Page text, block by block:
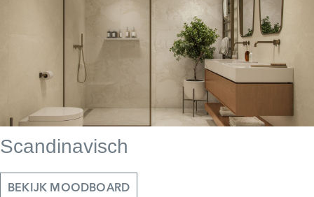
Scandinavisch
BEKIJK MOODBOARD